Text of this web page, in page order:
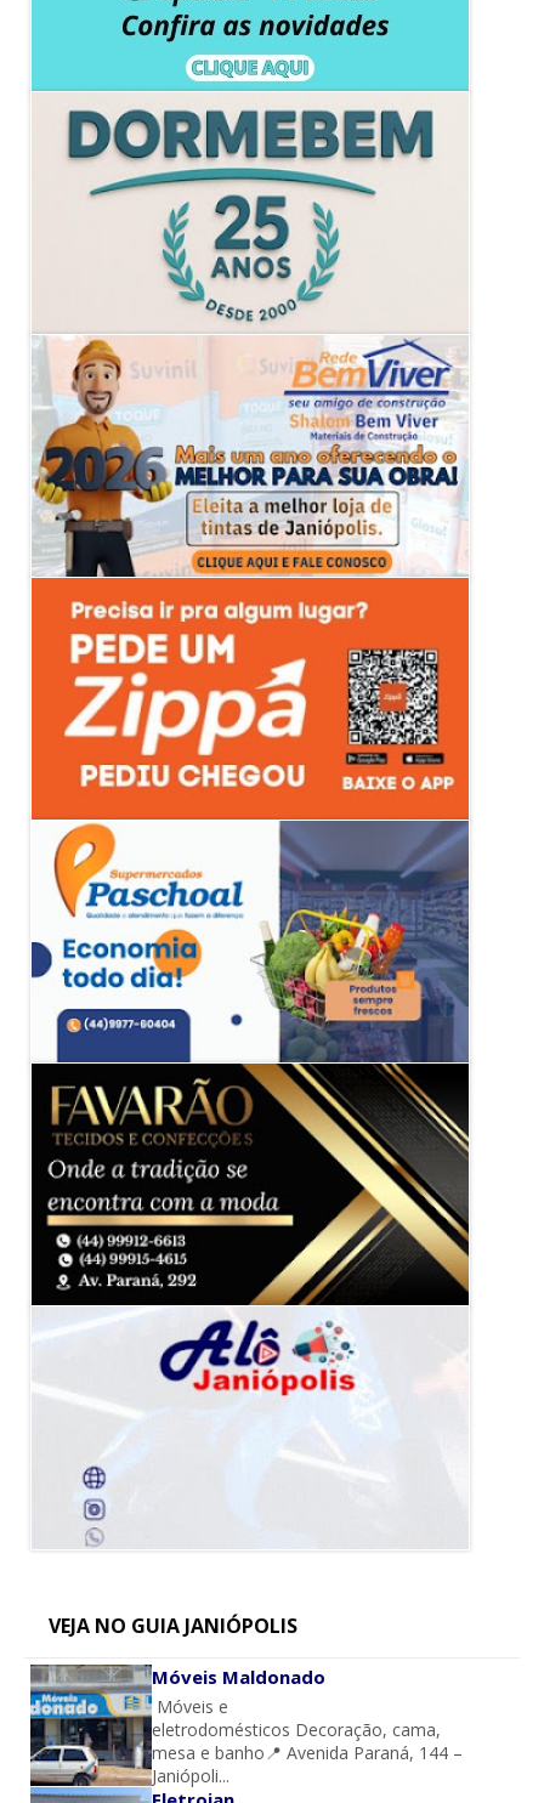
VEJA NO GUIA JANIÓPOLIS
Móveis Maldonado
Móveis e
eletrodomésticos Decoração, cama,
mesa e banho📍 Avenida Paraná, 144 –
Janiópoli...